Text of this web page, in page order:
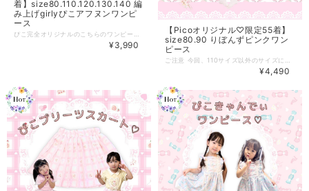
着】size80.110.120.130.140 編
み上げgirlyぴこアフヌンワンピ
ース
¥3,990
【Picoオリジナル♡限定55着】
size80.90 りぼんずピンクワン
ピース
ご注意 今回、110サイズ以外のサイズにおいて 生地が【全面逆さ向き】仕様となっております。こちらは工場で縫製されなときのミスで逆さで届きました。 気づいたときは 本当にショックで…数日立ち直れなかったのですが、、りぼんずのお洋服はこちらで最後でしたので、販売することを、決断しました(;_;) 着用感やりぼんずの"おりぼん"の見た目は問題ございません。少しでも多くの方に着てほしい思いで特別価格でご用意します。 特別価格4490円（←逆さPicoのため） ※特別価格対象サイズ:80.90.100.120.130 ぴこふぁぶオリジナルの人気ファブ「りぼんずpink」を たっぷり使った、ときめきあふれるワンピースがついに誕生しました♡♡ リボンの総柄の中には、小さないちごと「Pico」ロゴがちりばめられ、 ふんわり可愛い雰囲気をさらに引き立てます♡ 胸元から肩にかけてのフリルは華やか、 着るだけでお顔まわりをぱっと明るくガーリーに♡ ウエスト切り替えのティアードデザインは、 動くたびにふわっと広がり、お姫さまシルエット♡ キャミワンピで肩のりぼんもかわいい♡ ※肩紐調整はできません。肩ズレしにくい短めデザインです◎ インナー合わせもできるので、季節を問わず一年中着られる一着。 おでかけにも特別な日にもぴったりです♡ 重ね着される場合はワンサイズUPをおすすめいたします♡（ご着用いただいたモデルさんからもサイズについてはアドバイスをいただきました♡） サイズ展開：80〜130 デザイン・Fabric：Pico original
¥4,490